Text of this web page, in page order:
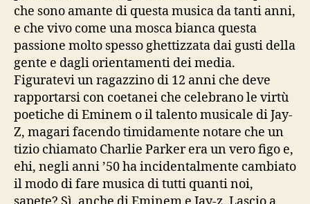
che sono amante di questa musica da tanti anni,
e che vivo come una mosca bianca questa
passione molto spesso ghettizzata dai gusti della
gente e dagli orientamenti dei media.
Figuratevi un ragazzino di 12 anni che deve
rapportarsi con coetanei che celebrano le virtù
poetiche di Eminem o il talento musicale di Jay-
Z, magari facendo timidamente notare che un
tizio chiamato Charlie Parker era un vero figo e,
ehi, negli anni ’50 ha incidentalmente cambiato
il modo di fare musica di tutti quanti noi,